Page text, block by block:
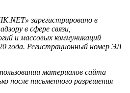
зарегистрировано в
в сфере связи,
и массовых коммуникаций
года. Регистрационный номер ЭЛ
материалов сайта
после письменного разрешения